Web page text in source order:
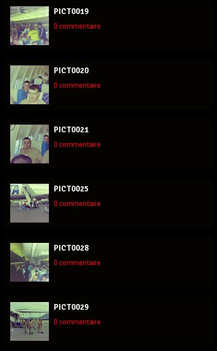
PICT0019
0 commentaire
PICT0020
0 commentaire
PICT0021
0 commentaire
PICT0025
0 commentaire
PICT0028
0 commentaire
PICT0029
0 commentaire